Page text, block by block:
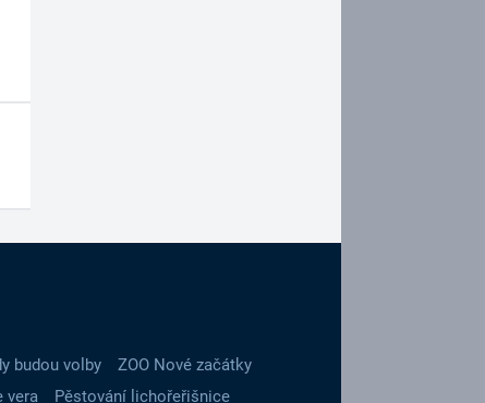
budou volby
ZOO Nové začátky
vera Pěstování lichořeřišnice